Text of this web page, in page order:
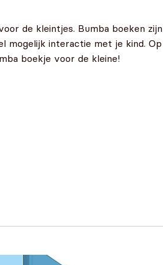
de kleintjes. Bumba boeken
interactie met je kind.
boekje voor de kleine!